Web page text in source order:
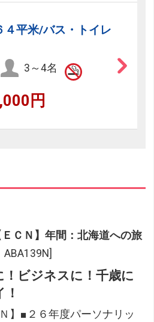
４平米/バス・トイレ
3～4名
円
ＣＮ】年間：北海道への旅
！ビジネスに！千歳に
Ｎ】■２６年度パーソナリッ